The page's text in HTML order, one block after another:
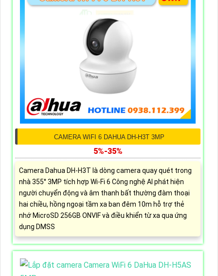
CAMERA WIFI 6 DAHUA DH-H3T 3MP
5%-35%
Camera Dahua DH-H3T là dòng camera quay quét trong
nhà 355° 3MP tích hợp Wi-Fi 6 Công nghệ AI phát hiện
người chuyển động và âm thanh bất thường đàm thoại
hai chiều, hồng ngoại tầm xa ban đêm 10m hỗ trợ thẻ
nhớ MicroSD 256GB ONVIF và điều khiển từ xa qua ứng
dụng DMSS